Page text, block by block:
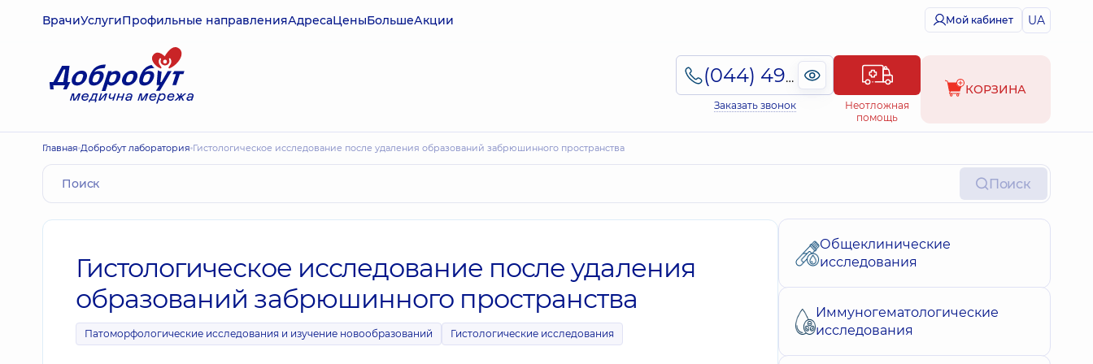
ВрачиУслугиПрофильные направленияАдресаЦеныБольшеАкции Мой кабинет UA
(044) 495-2-888
Заказать звонок
Неотложная
помощь
КОРЗИНА
Главная Добробут лаборатория Гистологическое исследование после удаления образований забрюшинного пространства
Поиск
Гистологическое исследование после удаления
образований забрюшинного пространства
Патоморфологические исследования и изучение новообразований Гистологические исследования
Общеклинические
исследования
Иммуногематологические
исследования